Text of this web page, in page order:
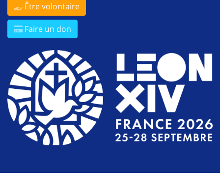
Être volontaire
Faire un don